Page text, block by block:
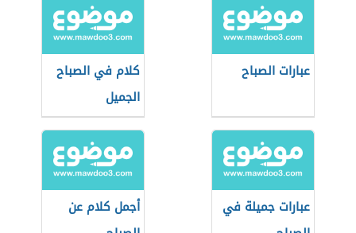
عبارات الصباح
كلام في الصباح
الجميل
عبارات جميلة في
أجمل كلام عن